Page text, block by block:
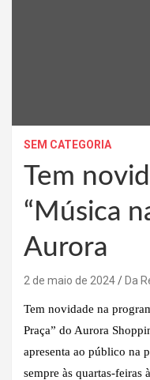
SEM CATEGORIA
Tem
“Música
Aurora
2 de maio de 2024 Da
Tem novidade na
Praça” do Aurora
apresenta ao público na
sempre às quartas-feiras